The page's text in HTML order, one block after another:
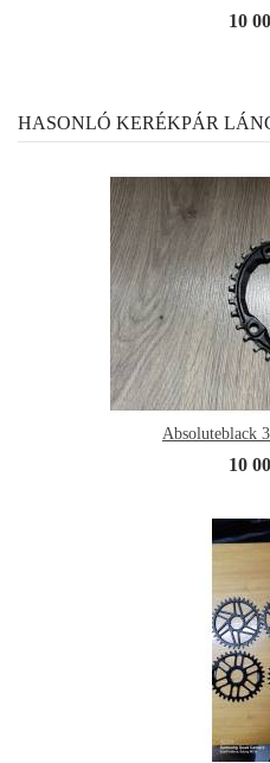
10
HASONLÓ KERÉKPÁR
Absoluteblack
10